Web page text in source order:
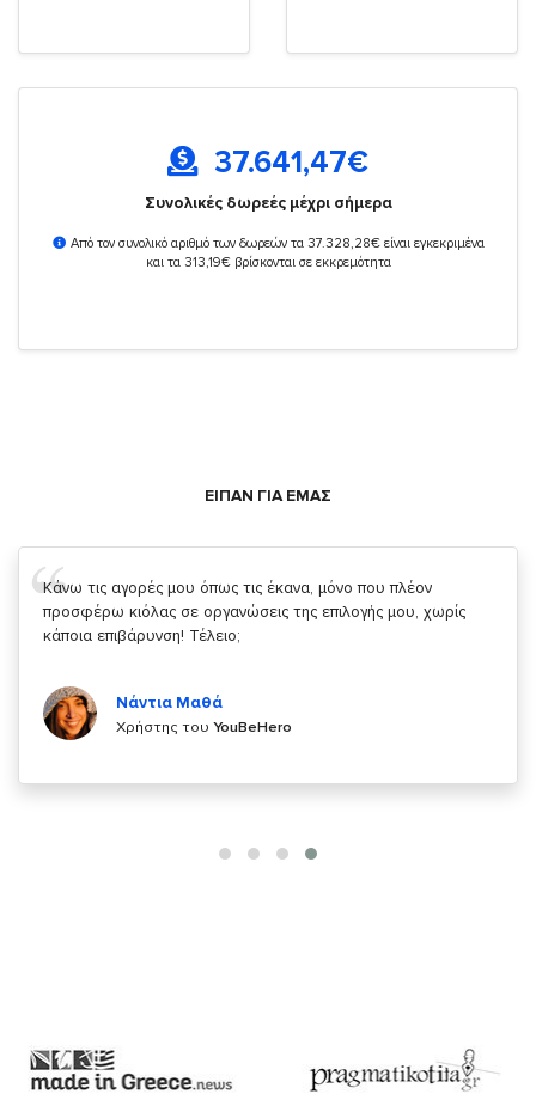
37.641,47€
Συνολικές δωρεές μέχρι σήμερα
Από τον συνολικό αριθμό των δωρεών τα 37.328,28€ είναι εγκεκριμένα
και τα 313,19€ βρίσκονται σε εκκρεμότητα
ΕΙΠΑΝ ΓΙΑ ΕΜΑΣ
Σας ευχαριστώ που μας δίνετε την δυνατότητα να κάνουμε
κάτι!
Χρήστης τουYouBeHero